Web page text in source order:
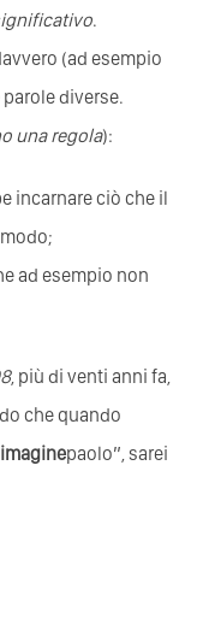
.
(ad esempio
diverse.
una regola):
, più di venti anni fa,
che quando
imaginepaolo”, sarei